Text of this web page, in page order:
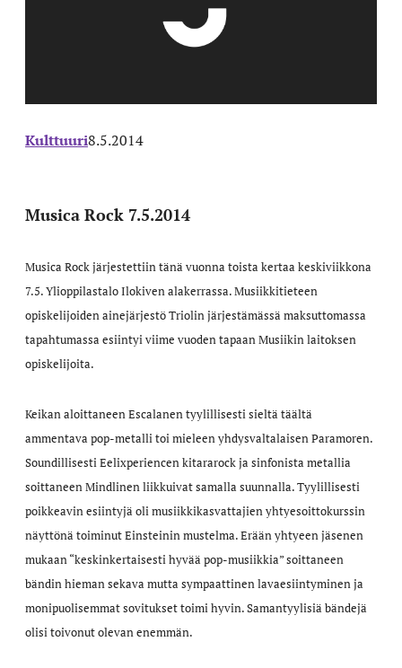
Kulttuuri8.5.2014
Musica Rock 7.5.2014
Musica Rock järjestettiin tänä vuonna toista kertaa keskiviikkona
7.5. Ylioppilastalo Ilokiven alakerrassa. Musiikkitieteen
opiskelijoiden ainejärjestö Triolin järjestämässä maksuttomassa
tapahtumassa esiintyi viime vuoden tapaan Musiikin laitoksen
opiskelijoita.
Keikan aloittaneen Escalanen tyylillisesti sieltä täältä
ammentava pop-metalli toi mieleen yhdysvaltalaisen Paramoren.
Soundillisesti Eelixperiencen kitararock ja sinfonista metallia
soittaneen Mindlinen liikkuivat samalla suunnalla. Tyylillisesti
poikkeavin esiintyjä oli musiikkikasvattajien yhtyesoittokurssin
näyttönä toiminut Einsteinin mustelma. Erään yhtyeen jäsenen
mukaan “keskinkertaisesti hyvää pop-musiikkia” soittaneen
bändin hieman sekava mutta sympaattinen lavaesiintyminen ja
monipuolisemmat sovitukset toimi hyvin. Samantyylisiä bändejä
olisi toivonut olevan enemmän.